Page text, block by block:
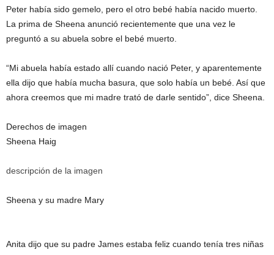
Peter había sido gemelo, pero el otro bebé había nacido muerto.
La prima de Sheena anunció recientemente que una vez le
preguntó a su abuela sobre el bebé muerto.
“Mi abuela había estado allí cuando nació Peter, y aparentemente
ella dijo que había mucha basura, que solo había un bebé. Así que
ahora creemos que mi madre trató de darle sentido”, dice Sheena.
Derechos de imagen
Sheena Haig
descripción de la imagen
Sheena y su madre Mary
Anita dijo que su padre James estaba feliz cuando tenía tres niñas